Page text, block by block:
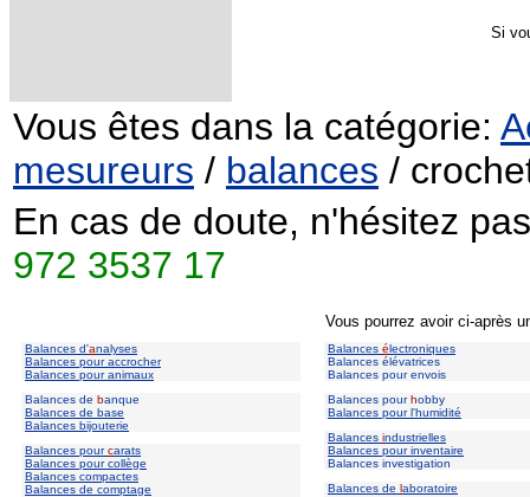
Si
Vous êtes dans la catégorie:
mesureurs / balances /
En cas de doute, n'hésitez
972 3537 17
Vous pourrez avoir ci-après
Balances d'analyses
Balances pour accrocher
Balances pour animaux
Balances de banque
Balances de base
Balances bijouterie
Balances pourcarats
Balances pour collège
Balances compactes
Balances de comptage
Balances électroniques
Balances élévatrices
Balances pour envois
Balances pourhobby
Balances pour l'humidité
Balances industrielles
Balances pour inventaire
Balances investigation
Balances de laboratoire